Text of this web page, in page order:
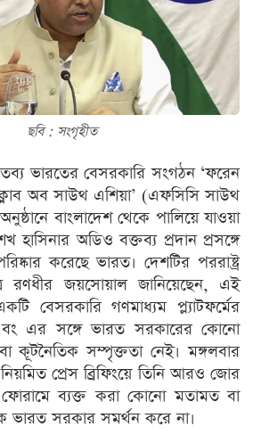
ছবি : সংগৃহীত
ভারতের বেসরকারি সংগঠন ‘ফরেন
অব সাউথ এশিয়া’ (এফসিসি সাউথ
বাংলাদেশ থেকে পালিয়ে যাওয়া
হাসিনার অডিও বক্তব্য প্রদান প্রসঙ্গে
করেছে ভারত। দেশটির পররাষ্ট্র
রণধীর জয়সোয়াল জানিয়েছেন, এই
বেসরকারি গণমাধ্যম প্ল্যাটফর্মের
এর সঙ্গে ভারত সরকারের কোনো
কূটনৈতিক সম্পৃক্ততা নেই। মঙ্গলবার
প্রেস ব্রিফিংয়ে তিনি আরও জোর
ব্যক্ত করা কোনো মতামত বা
ভারত সরকার সমর্থন করে না।